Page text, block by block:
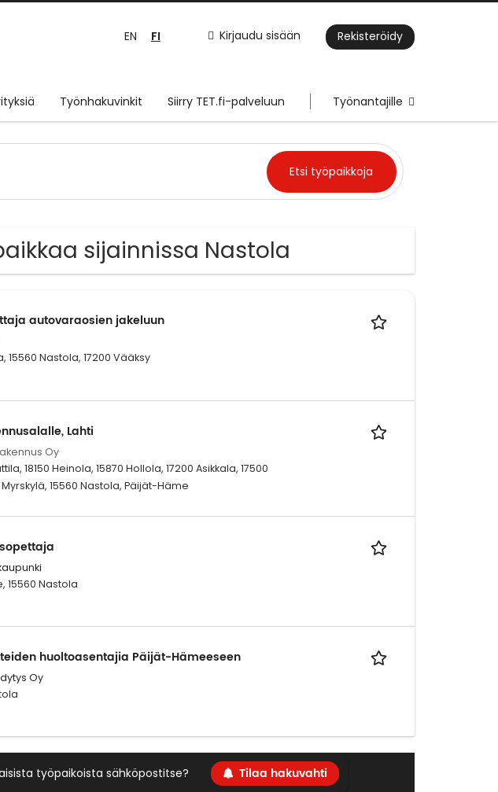
Kirjaudu sisään Rekisteröidy
EN FI
Työnhakuvinkit Siirry TET.fi-palveluun Työnantajille
sijainnissa Nastola
autovaraosien jakeluun
15560 Nastola, 17200 Vääksy
Lahti
Oy
18150 Heinola, 15870 Hollola, 17200 Asikkala, 17500
15560 Nastola, Päijät-Häme
15560 Nastola
huoltoasentajia Päijät-Hämeeseen
Oy
työpaikoista sähköpostitse? Tilaa hakuvahti